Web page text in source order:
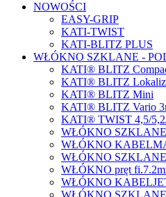
NOWOŚCI
EASY-GRIP
KATI-TWIST
KATI-BLITZ PLUS
WŁÓKNO SZKLANE -
KATI® BLITZ
KATI® BLITZ
KATI® BLITZ Mini
KATI® BLITZ Vario
KATI® TWIST 4,5/
WŁÓKNO
WŁÓKNO
WŁÓKNO SZKLANE
WŁÓKNO pręt
WŁÓKNO